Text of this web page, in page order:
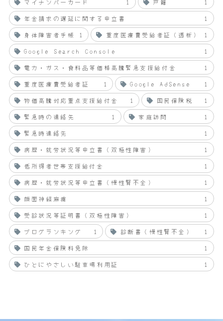
マイナンバーカード 1 戸籍
1
年金請求の遅延に関する申立書
1
身体障害者手帳
1 重度医療費受給者証（透析）
1
Google Search Console
1
電力・ガス・食料品等価格高騰緊急支援給付金
1
重度医療費受給者証
1 Google AdSense
1
物価高騰対応重点支援給付金
1 国民保険税
1
緊急時の連絡先
1 家庭訪問
1
緊急時連絡先
1
病歴・就労状況等申立書（双極性障害）
1
低所得者世帯支援給付金
1
病歴・就労状況等申立書（慢性腎不全）
1
顔面神経麻痺
1
受診状況等証明書（双極性障害）
1
ブログランキング
1 診断書（慢性腎不全）
1
国民年金保険料免除
1
ひとにやさしい駐車場利用証
1